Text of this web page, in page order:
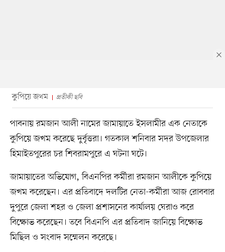
কুপিয়ে জখম প্রতীকী ছবি
পাবনায় রমজান আলী নামের জামায়াতে ইসলামীর এক নেতাকে
কুপিয়ে জখম করেছে দুর্বৃত্তরা। গতকাল শনিবার সদর উপজেলার
হিমাইতপুরের চর শিবরামপুরে এ ঘটনা ঘটে।
জামায়াতের অভিযোগ, বিএনপির কর্মীরা রমজান আলীকে কুপিয়ে
জখম করেছেন। এর প্রতিবাদে দলটির নেতা-কর্মীরা আজ রোববার
দুপুরে জেলা শহর ও জেলা প্রশাসনের কার্যালয় ঘেরাও করে
বিক্ষোভ করেছেন। তবে বিএনপি এর প্রতিবাদ জানিয়ে বিক্ষোভ
মিছিল ও সংবাদ সম্মেলন করেছে।